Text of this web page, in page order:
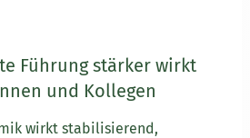
Führung stärker wirkt
und Kollegen
wirkt stabilisierend,